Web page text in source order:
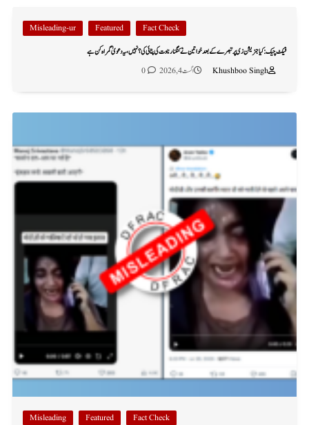
Fact Check
Featured
Misleading-ur
فیکٹ چیک: کیا جنریشن زی پر تبصرے کے بعد خواتین نے کنگنا رناوت کی پٹائی کی؟ نہیں، یہ دعویٰ گمراہ کن ہے
Khushboo Singh
اگست 4, 2026 0
Fact Check
Featured
Misleading